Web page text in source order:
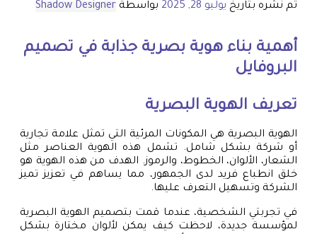
تم نشره بتاريخ يوليو 28, 2025 بواسطة Shadow Designer
أهمية بناء هوية بصرية جذابة في تصميم
البروفايل
تعريف الهوية البصرية
الهوية البصرية هي المكونات المرئية التي تمثل علامة تجارية
أو شركة بشكل شامل. تشمل هذه الهوية العناصر مثل
الشعار، الألوان، الخطوط، والرموز. الهدف من هذه الهوية هو
خلق انطباع فريد لدى الجمهور، مما يساهم في تعزيز تميز
الشركة وتسهيل التعرف عليها.
في تجربتي الشخصية، عندما قمت بتصميم الهوية البصرية
لمؤسسة جديدة، لاحظت كيف يمكن لألوان مختارة بشكل